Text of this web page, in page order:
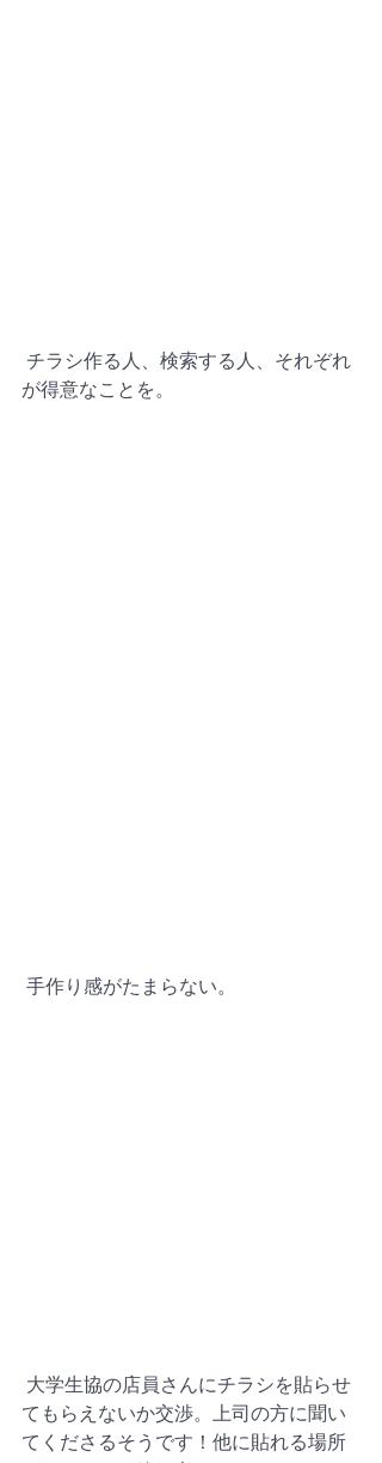
が得意なことを。
手作り感がたまらない。
てもらえないか交渉。上司の方に聞い
てくださるそうです！他に貼れる場所